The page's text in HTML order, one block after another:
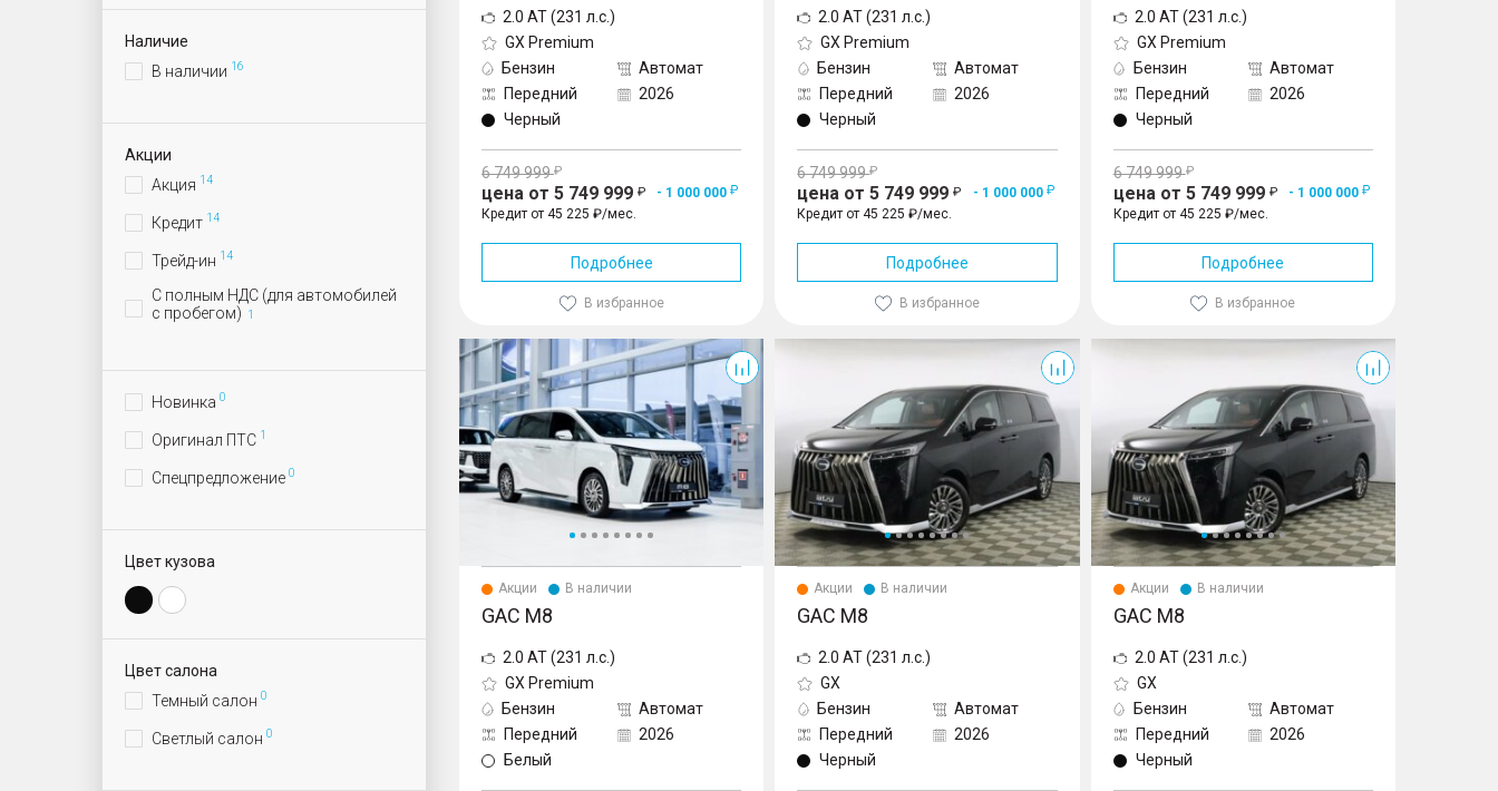
Наличие
В наличии 16
Акции
Акция 14
Кредит 14
Трейд-ин 14
С полным НДС (для автомобилей
с пробегом) 1
Новинка 0
Оригинал ПТС 1
Спецпредложение 0
Цвет кузова
Цвет салона
Темный салон 0
Светлый салон 0
2.0 AT (231 л.с.)
GX Premium
Бензин
Автомат
Передний
2026
Черный
6 749 999
цена от 5 749 999
- 1 000 000
Кредит от 45 225 ₽/мес.
Подробнее
В избранное
2.0 AT (231 л.с.)
GX Premium
Бензин
Автомат
Передний
2026
Черный
6 749 999
цена от 5 749 999
- 1 000 000
Кредит от 45 225 ₽/мес.
Подробнее
В избранное
2.0 AT (231 л.с.)
GX Premium
Бензин
Автомат
Передний
2026
Черный
6 749 999
цена от 5 749 999
- 1 000 000
Кредит от 45 225 ₽/мес.
Подробнее
В избранное
M8
Акции В наличии
GAC M8
2.0 AT (231 л.с.)
GX Premium
Бензин
Автомат
Передний
2026
Белый
Акции В наличии
GAC M8
2.0 AT (231 л.с.)
GX
Бензин
Автомат
Передний
2026
Черный
Акции В наличии
GAC M8
2.0 AT (231 л.с.)
GX
Бензин
Автомат
Передний
2026
Черный